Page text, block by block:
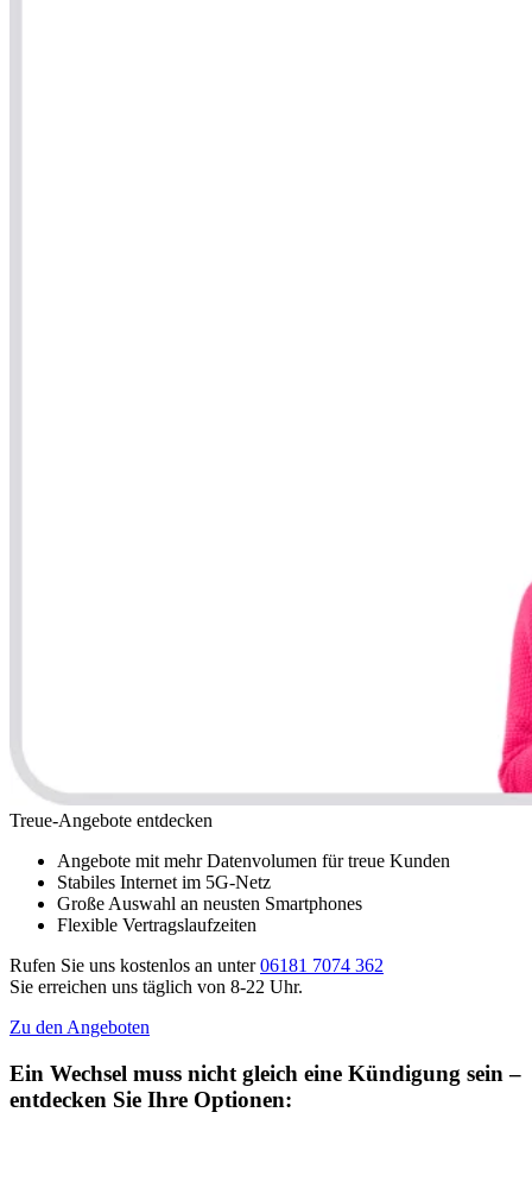
Treue-Angebote entdecken
Angebote mit mehr Datenvolumen für treue Kunden
Stabiles Internet im 5G-Netz
Große Auswahl an neusten Smartphones
Flexible Vertragslaufzeiten
Rufen Sie uns kostenlos an unter06181 7074 362
Sie erreichen uns täglich von 8-22 Uhr.
Zu den Angeboten
Ein Wechsel muss nicht gleich eine Kündigung sein –
entdecken Sie Ihre Optionen: